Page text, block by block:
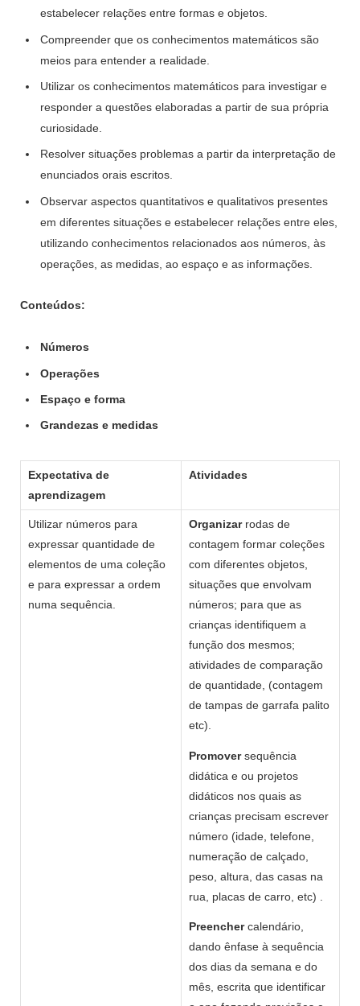
estabelecer relações entre formas e objetos.
Compreender que os conhecimentos matemáticos são
meios para entender a realidade.
Utilizar os conhecimentos matemáticos para investigar e
responder a questões elaboradas a partir de sua própria
curiosidade.
Resolver situações problemas a partir da interpretação de
enunciados orais escritos.
Observar aspectos quantitativos e qualitativos presentes
em diferentes situações e estabelecer relações entre eles,
utilizando conhecimentos relacionados aos números, às
operações, as medidas, ao espaço e as informações.
Conteúdos:
Números
Operações
Espaço e forma
Grandezas e medidas
Expectativa de
aprendizagem
Atividades
Utilizar números para
expressar quantidade de
elementos de uma coleção
e para expressar a ordem
numa sequência.
Organizarrodas de
contagem formar coleções
com diferentes objetos,
situações que envolvam
números; para que as
crianças identifiquem a
função dos mesmos;
atividades de comparação
de quantidade, (contagem
de tampas de garrafa palito
etc).
Promoversequência
didática e ou projetos
didáticos nos quais as
crianças precisam escrever
número (idade, telefone,
numeração de calçado,
peso, altura, das casas na
rua, placas de carro, etc) .
Preenchercalendário,
dando ênfase à sequência
dos dias da semana e do
mês, escrita que identificar